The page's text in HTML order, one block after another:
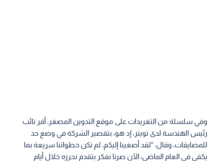
وفي سلسلة من التغريدات على موقع التدوين المصغر، أقر نائب
رئيس الهندسة لدى تويتر، إد هو، بتقصير الشركة في وضع حد
للمضايقات، وقال: “لقد أصغينا إليكم، لم تكن خطواتنا سريعة بما
يكفي في العام الماضي، الآن صرنا نفكر بتقدم نحرزه خلال أيام